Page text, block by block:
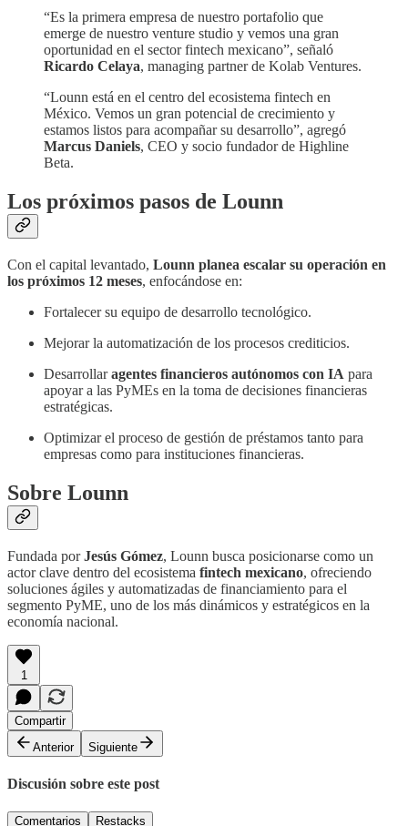
“Es la primera empresa de nuestro portafolio que
emerge de nuestro venture studio y vemos una gran
oportunidad en el sector fintech mexicano”, señaló
Ricardo Celaya, managing partner de Kolab Ventures.
“Lounn está en el centro del ecosistema fintech en
México. Vemos un gran potencial de crecimiento y
estamos listos para acompañar su desarrollo”, agregó
Marcus Daniels, CEO y socio fundador de Highline
Beta.
Los próximos pasos de Lounn
Con el capital levantado, Lounn planea escalar su operación en
los próximos 12 meses, enfocándose en:
Fortalecer su equipo de desarrollo tecnológico.
Mejorar la automatización de los procesos crediticios.
Desarrollaragentes financieros autónomos con IA para
apoyar a las PyMEs en la toma de decisiones financieras
estratégicas.
Optimizar el proceso de gestión de préstamos tanto para
empresas como para instituciones financieras.
Sobre Lounn
Fundada porJesús Gómez, Lounn busca posicionarse como un
actor clave dentro del ecosistema fintech mexicano, ofreciendo
soluciones ágiles y automatizadas de financiamiento para el
segmento PyME, uno de los más dinámicos y estratégicos en la
economía nacional.
1
Compartir
Anterior
Siguiente
Discusión sobre este post
Comentarios Restacks